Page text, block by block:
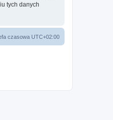
tych danych
czasowa UTC+02:00